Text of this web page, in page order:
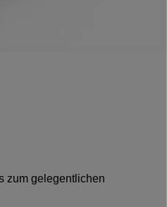
zum gelegentlichen